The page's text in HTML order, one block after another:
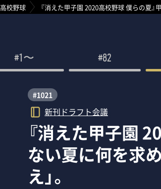
高校野球 『消えた甲子園 2020高校野球 僕らの夏』
#1〜 #82
#1021
新刊ドラフト会議
『消えた甲子園
ない夏に何を求
え」。